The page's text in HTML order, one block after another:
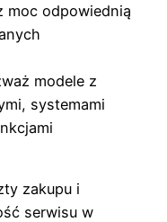
moc odpowiednią
modele z
systemami
zakupu i
serwisu w